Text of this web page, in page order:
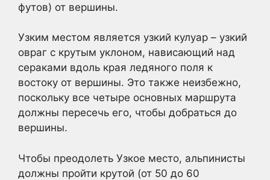
футов) от вершины.
Узким местом является узкий кулуар – узкий
овраг с крутым уклоном, нависающий над
сераками вдоль края ледяного поля к
востоку от вершины. Это также неизбежно,
поскольку все четыре основных маршрута
должны пересечь его, чтобы добраться до
вершины.
Чтобы преодолеть Узкое место, альпинисты
должны пройти крутой (от 50 до 60